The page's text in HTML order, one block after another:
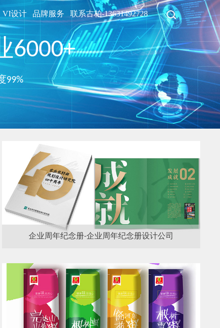
VI设计 品牌服务 联系古柏-13631492728
6000+
99%
企业周年纪念册-企业周年纪念册设计公司